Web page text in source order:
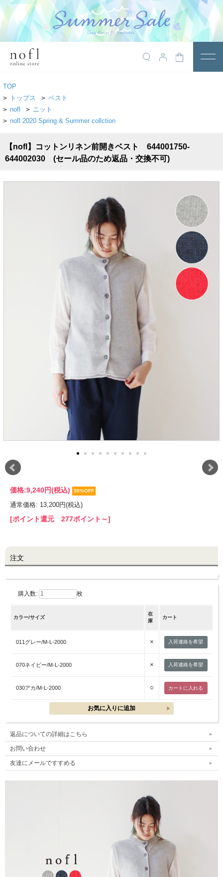
￥10,800税込以上で送料無料
トップス
アウター
サロペット
レギンス・インナー
服飾雑貨
全てのアイテム
SALE ITEM
福袋
ブランド
マイページ
お買い物カゴ
配送遅延情報
ご利用について
実店舗のご案内
FOLLOW US ON
brand site
TOP
>
トップス > ベスト
> nofl > ニット
> nofl 2020 Spring & Summer collction
【nofl】コットンリネン前開きベスト 644001750-
644002030 (セール品のため返品・交換不可)
価格:9,240円(税込) 30%OFF
通常価格: 13,200円(税込)
[ポイント還元 277ポイント～]
注文
購入数: 枚
カラー/サイズ
在
庫
カート
011グレー/M-L-2000 × 入荷連絡を希望
070ネイビー/M-L-2000 × 入荷連絡を希望
030アカ/M-L-2000 ○
返品についての詳細はこちら
お問い合わせ
友達にメールですすめる